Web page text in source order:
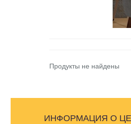
Продукты не найдены
ИНФОРМАЦИЯ О